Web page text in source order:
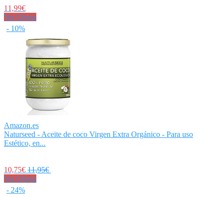
11,99€
Ver Oferta
- 10%
Amazon.es
Naturseed - Aceite de coco Virgen Extra Orgánico - Para uso
Estético, en...
10,75€ 11,95€
Ver Oferta
- 24%